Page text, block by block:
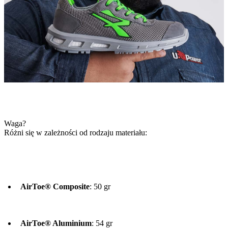
Waga?
Różni się w zależności od rodzaju materiału:
AirToe® Composite: 50 gr
AirToe® Aluminium: 54 gr